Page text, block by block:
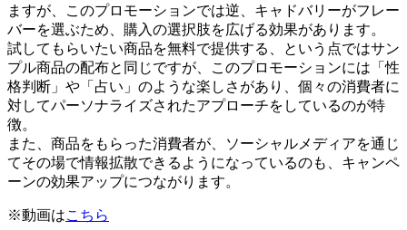
ますが、このプロモーションでは逆、キャドバリーがフレー
バーを選ぶため、購入の選択肢を広げる効果があります。
試してもらいたい商品を無料で提供する、という点ではサン
プル商品の配布と同じですが、このプロモーションには「性
格判断」や「占い」のような楽しさがあり、個々の消費者に
対してパーソナライズされたアプローチをしているのが特
徴。
また、商品をもらった消費者が、ソーシャルメディアを通じ
てその場で情報拡散できるようになっているのも、キャンペ
ーンの効果アップにつながります。
※動画はこちら